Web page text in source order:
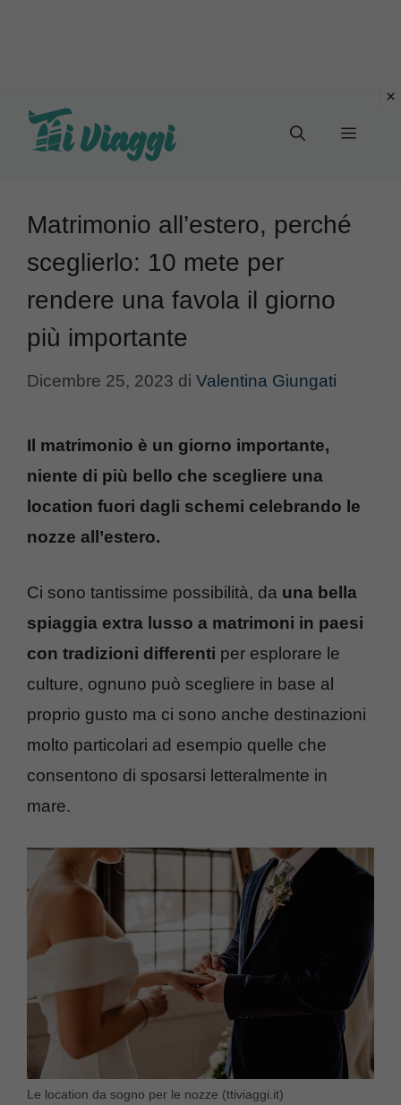
Menu
Matrimonio all’estero, perché
sceglierlo: 10 mete per
rendere una favola il giorno
più importante
Dicembre 25, 2023 di Valentina Giungati
Il matrimonio è un giorno importante,
niente di più bello che scegliere una
location fuori dagli schemi celebrando le
nozze all’estero.
Ci sono tantissime possibilità, da una bella
spiaggia extra lusso a matrimoni in paesi
con tradizioni differenti per esplorare le
culture, ognuno può scegliere in base al
proprio gusto ma ci sono anche destinazioni
molto particolari ad esempio quelle che
consentono di sposarsi letteralmente in
mare.
Le location da sogno per le nozze (ttiviaggi.it)